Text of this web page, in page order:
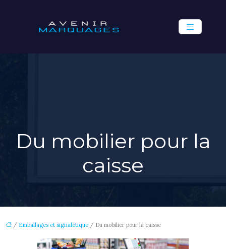
Du mobilier pour la
caisse
/ Emballages et signalétique / Du mobilier pour la caisse